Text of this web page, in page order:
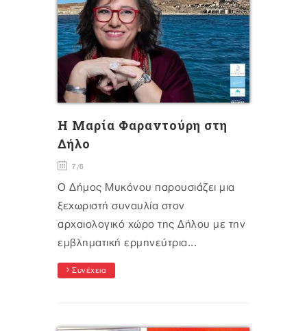
Η Μαρία Φαραντούρη στη
Δήλο
7/6
Ο Δήμος Μυκόνου παρουσιάζει μια
ξεχωριστή συναυλία στον
αρχαιολογικό χώρο της Δήλου με την
εμβληματική ερμηνεύτρια...
Συνέχεια